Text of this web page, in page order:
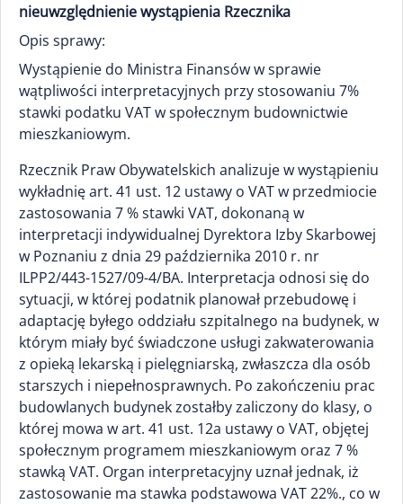
nieuwzględnienie wystąpienia Rzecznika
Opis sprawy:
Wystąpienie do Ministra Finansów w sprawie
wątpliwości interpretacyjnych przy stosowaniu 7%
stawki podatku VAT w społecznym budownictwie
mieszkaniowym.
Rzecznik Praw Obywatelskich analizuje w wystąpieniu
wykładnię art. 41 ust. 12 ustawy o VAT w przedmiocie
zastosowania 7 % stawki VAT, dokonaną w
interpretacji indywidualnej Dyrektora Izby Skarbowej
w Poznaniu z dnia 29 października 2010 r. nr
ILPP2/443-1527/09-4/BA. Interpretacja odnosi się do
sytuacji, w której podatnik planował przebudowę i
adaptację byłego oddziału szpitalnego na budynek, w
którym miały być świadczone usługi zakwaterowania
z opieką lekarską i pielęgniarską, zwłaszcza dla osób
starszych i niepełnosprawnych. Po zakończeniu prac
budowlanych budynek zostałby zaliczony do klasy, o
której mowa w art. 41 ust. 12a ustawy o VAT, objętej
społecznym programem mieszkaniowym oraz 7 %
stawką VAT. Organ interpretacyjny uznał jednak, iż
zastosowanie ma stawka podstawowa VAT 22%., co w